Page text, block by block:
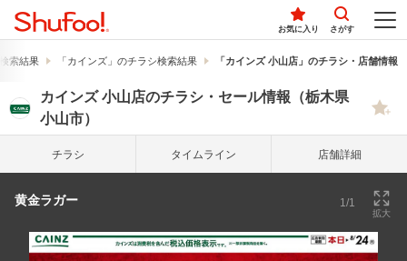
お気に入り さがす
索結果 「カインズ」のチラシ検索結果 「カインズ 小山店」のチラシ・店舗情報
カインズ 小山店のチラシ・セール情報（栃木県
小山市）
チラシ タイム ライン 店舗詳細
黄金ラガー 1/1
拡大